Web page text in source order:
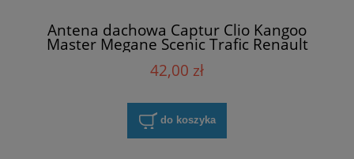
Antena dachowa Captur Clio Kangoo
Master Megane Scenic Trafic Renault
42,00 zł
do koszyka